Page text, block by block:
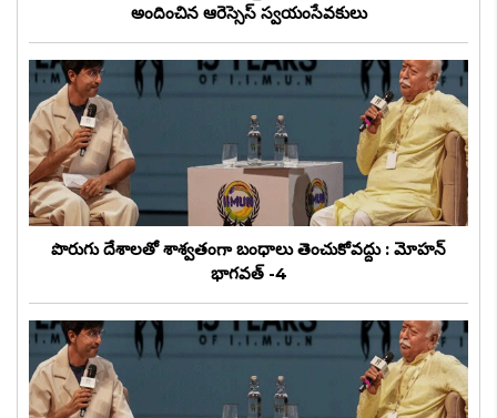
అందించిన ఆరెస్సెస్ స్వయంసేవకులు
పొరుగు దేశాలతో శాశ్వతంగా బంధాలు తెంచుకోవద్దు : మోహన్
భాగవత్ -4